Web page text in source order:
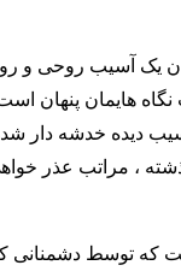
یک آسیب روحی و
هایمان پنهان
دیده خدشه دار
، مراتب عذر
که توسط دشمنانی